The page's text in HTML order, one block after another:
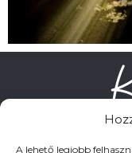
A lehető legjobb